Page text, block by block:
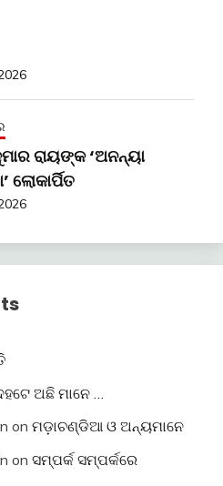
ରାୟଙ୍କ ‘ଅନନ୍ୟା
ଲୋକାର୍ପିତ
ଅଛି ମାନେ …
on ମଡ଼ାଚଣ୍ଡିଆ ଓ ଅନ୍ୟମାନେ
on ସମ୍ପର୍କ ସମ୍ପର୍କରେ